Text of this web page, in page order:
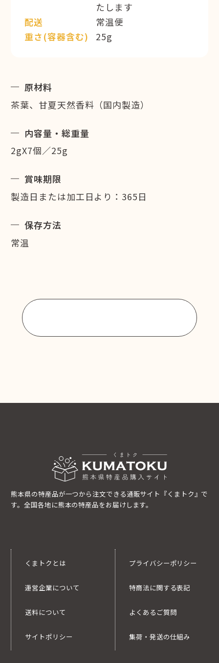
たします
配送
常温便
重さ(容器含む)
25g
原材料
茶葉、甘夏天然香料（国内製造）
内容量・総重量
2gX7個／25g
賞味期限
製造日または加工日より：365日
保存方法
常温
熊本県の特産品が一つから注文できる通販サイト『くまトク』で
す。全国各地に熊本の特産品をお届けします。
くまトクとは
運営企業について
送料について
サイトポリシー
プライバシーポリシー
特商法に関する表記
よくあるご質問
集荷・発送の仕組み